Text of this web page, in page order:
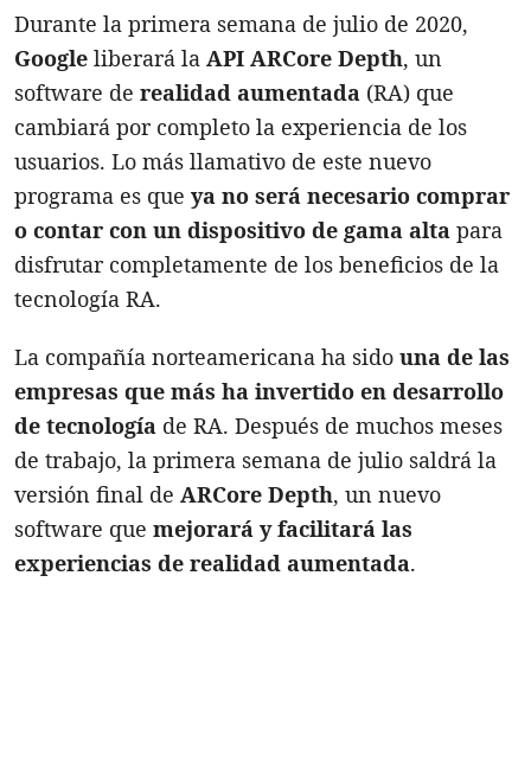
Durante la primera semana de julio de 2020,
Google liberará la API ARCore Depth, un
software de realidad aumentada (RA) que
cambiará por completo la experiencia de los
usuarios. Lo más llamativo de este nuevo
programa es que ya no será necesario comprar
o contar con un dispositivo de gama alta para
disfrutar completamente de los beneficios de la
tecnología RA.
La compañía norteamericana ha sido una de las
empresas que más ha invertido en desarrollo
de tecnología de RA. Después de muchos meses
de trabajo, la primera semana de julio saldrá la
versión final de ARCore Depth, un nuevo
software que mejorará y facilitará las
experiencias de realidad aumentada.